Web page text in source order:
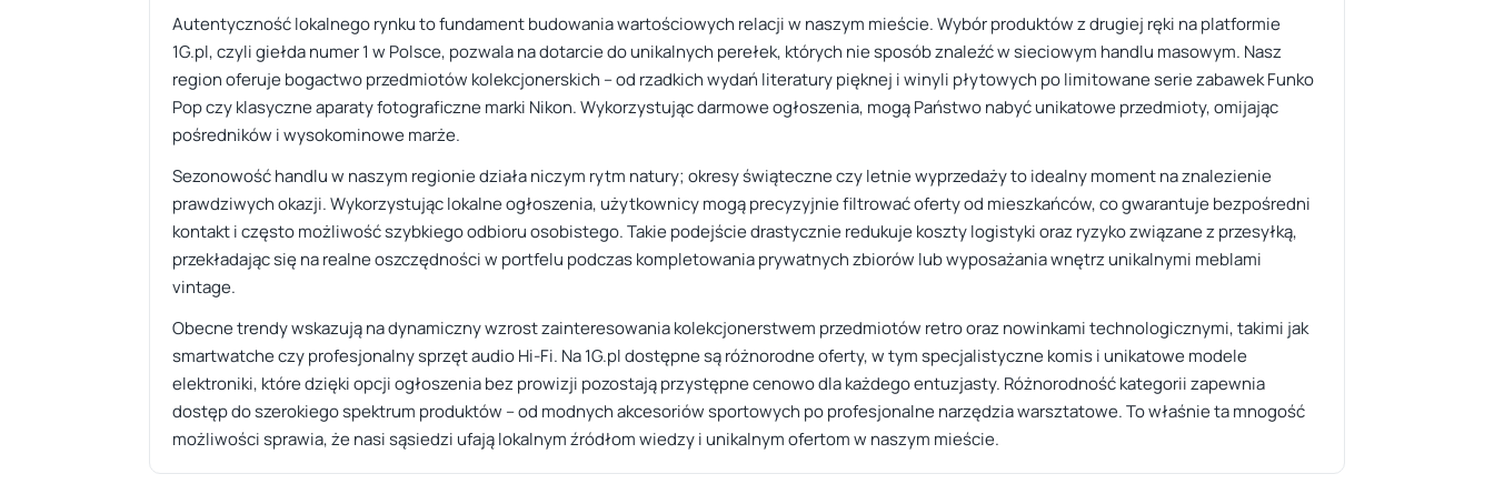
Autentyczność lokalnego rynku to fundament budowania wartościowych relacji w naszym mieście. Wybór produktów z drugiej ręki na platformie
1G.pl, czyli giełda numer 1 w Polsce, pozwala na dotarcie do unikalnych perełek, których nie sposób znaleźć w sieciowym handlu masowym. Nasz
region oferuje bogactwo przedmiotów kolekcjonerskich – od rzadkich wydań literatury pięknej i winyli płytowych po limitowane serie zabawek Funko
Pop czy klasyczne aparaty fotograficzne marki Nikon. Wykorzystując darmowe ogłoszenia, mogą Państwo nabyć unikatowe przedmioty, omijając
pośredników i wysokominowe marże.
Sezonowość handlu w naszym regionie działa niczym rytm natury; okresy świąteczne czy letnie wyprzedaży to idealny moment na znalezienie
prawdziwych okazji. Wykorzystując lokalne ogłoszenia, użytkownicy mogą precyzyjnie filtrować oferty od mieszkańców, co gwarantuje bezpośredni
kontakt i często możliwość szybkiego odbioru osobistego. Takie podejście drastycznie redukuje koszty logistyki oraz ryzyko związane z przesyłką,
przekładając się na realne oszczędności w portfelu podczas kompletowania prywatnych zbiorów lub wyposażania wnętrz unikalnymi meblami
vintage.
Obecne trendy wskazują na dynamiczny wzrost zainteresowania kolekcjonerstwem przedmiotów retro oraz nowinkami technologicznymi, takimi jak
smartwatche czy profesjonalny sprzęt audio Hi-Fi. Na 1G.pl dostępne są różnorodne oferty, w tym specjalistyczne komis i unikatowe modele
elektroniki, które dzięki opcji ogłoszenia bez prowizji pozostają przystępne cenowo dla każdego entuzjasty. Różnorodność kategorii zapewnia
dostęp do szerokiego spektrum produktów – od modnych akcesoriów sportowych po profesjonalne narzędzia warsztatowe. To właśnie ta mnogość
możliwości sprawia, że nasi sąsiedzi ufają lokalnym źródłom wiedzy i unikalnym ofertom w naszym mieście.